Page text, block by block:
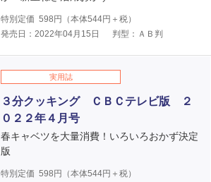
特別定価 598 円（本体544円＋税）
発売日：2022年04月15日
判型：ＡＢ判
実用誌
３分クッキング ＣＢＣテレビ版 ２
０２２年４月号
春キャベツを大量消費！いろいろおかず決定
版
特別定価 598 円（本体544円＋税）